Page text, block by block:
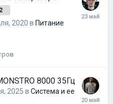
2
2020 в Питание
8000 35Гц
2025 в Система и ее